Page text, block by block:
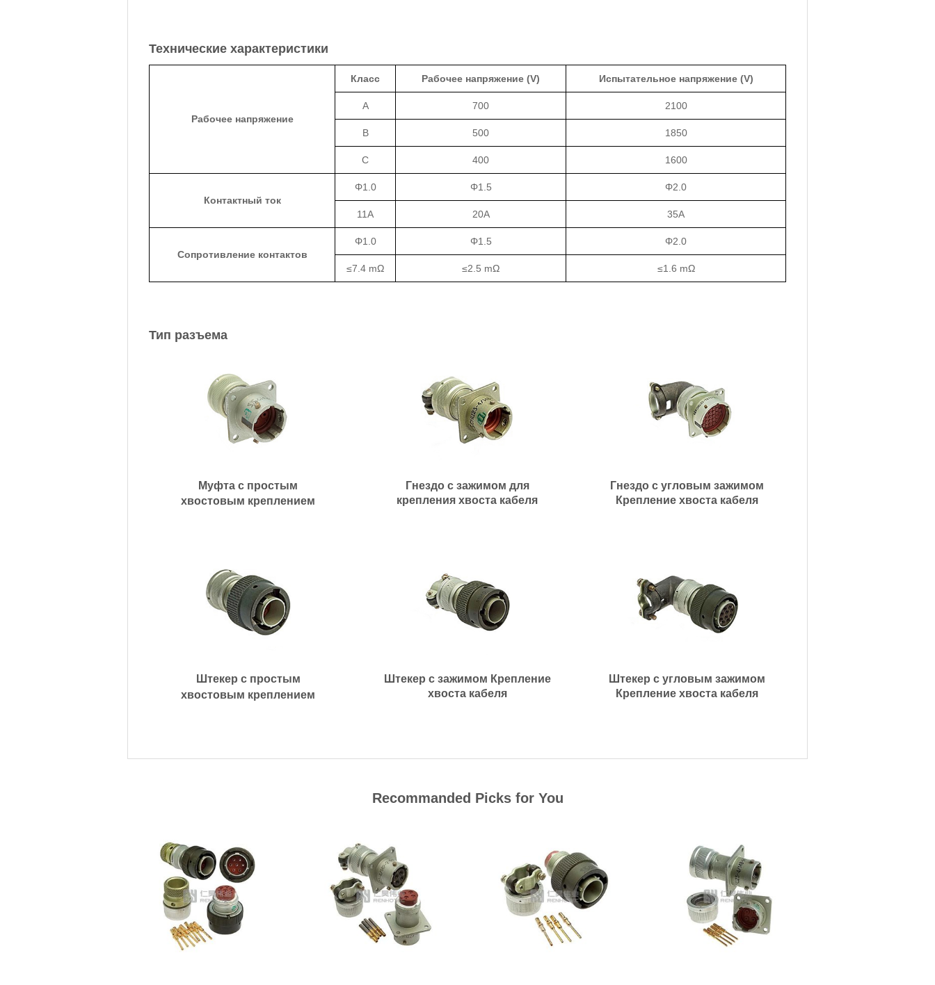
Технические характеристики
Рабочее напряжение
Класс Рабочее напряжение (V) Испытательное напряжение (V)
A 700 2100
B 500 1850
C 400 1600
Контактный ток
Φ1.0 Φ1.5 Φ2.0
11A 20A 35A
Сопротивление контактов
Φ1.0 Φ1.5 Φ2.0
≤7.4 mΩ ≤2.5 mΩ ≤1.6 mΩ
Тип разъема
Муфта с простым
хвостовым креплением
Гнездо с зажимом для
крепления хвоста кабеля
Гнездо с угловым зажимом
Крепление хвоста кабеля
Штекер с простым
хвостовым креплением
Штекер с зажимом Крепление
хвоста кабеля
Штекер с угловым зажимом
Крепление хвоста кабеля
Recommanded Picks for You